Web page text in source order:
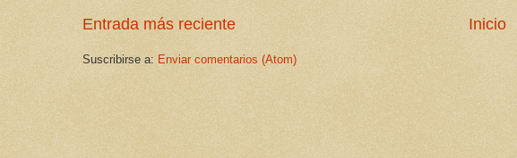
Entrada más reciente Inicio
Suscribirse a: Enviar comentarios (Atom)